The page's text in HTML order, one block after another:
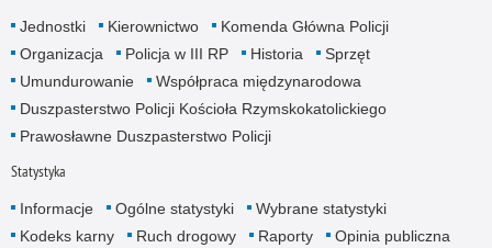
Jednostki Kierownictwo
Komenda Główna Policji
Organizacja
Policja w III RP Historia
Sprzęt
Umundurowanie
Współpraca międzynarodowa
Duszpasterstwo Policji Kościoła Rzymskokatolickiego
Prawosławne Duszpasterstwo Policji
Statystyka
Informacje Ogólne statystyki
Wybrane statystyki
Kodeks karny
Ruch drogowy Raporty Opinia publiczna